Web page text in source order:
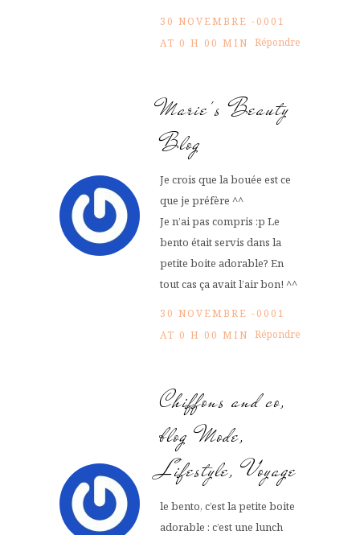
30 NOVEMBRE -0001
AT 0 H 00 MIN Répondre
Marie's Beauty
Blog
Je crois que la bouée est ce
que je préfère ^^
Je n’ai pas compris :p Le
bento était servis dans la
petite boite adorable? En
tout cas ça avait l’air bon! ^^
30 NOVEMBRE -0001
AT 0 H 00 MIN Répondre
Chiffons and co,
blog Mode,
Lifestyle, Voyage
le bento, c’est la petite boite
adorable : c’est une lunch